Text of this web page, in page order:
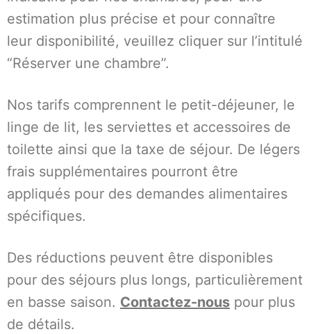
estimation plus précise et pour connaître
leur disponibilité, veuillez cliquer sur l’intitulé
“Réserver une chambre”.
Nos tarifs comprennent le petit-déjeuner, le
linge de lit, les serviettes et accessoires de
toilette ainsi que la taxe de séjour. De légers
frais supplémentaires pourront être
appliqués pour des demandes alimentaires
spécifiques.
Des réductions peuvent être disponibles
pour des séjours plus longs, particulièrement
en basse saison. Contactez-nous pour plus
de détails.